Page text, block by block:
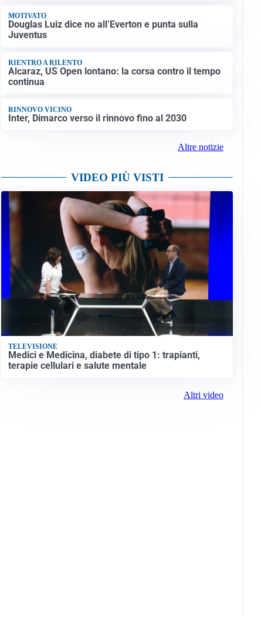
MOTIVATO
Douglas Luiz dice no all’Everton e punta sulla
Juventus
RIENTRO A RILENTO
Alcaraz, US Open lontano: la corsa contro il tempo
continua
RINNOVO VICINO
Inter, Dimarco verso il rinnovo fino al 2030
Altre notizie
VIDEO PIÙ VISTI
TELEVISIONE
Medici e Medicina, diabete di tipo 1: trapianti,
terapie cellulari e salute mentale
Altri video